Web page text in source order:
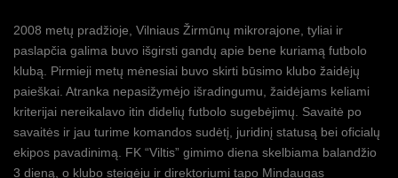
2008 metų pradžioje, Vilniaus Žirmūnų mikrorajone, tyliai ir
paslapčia galima buvo išgirsti gandų apie bene kuriamą futbolo
klubą. Pirmieji metų mėnesiai buvo skirti būsimo klubo žaidėjų
paieškai. Atranka nepasižymėjo išradingumu, žaidėjams keliami
kriterijai nereikalavo itin didelių futbolo sugebėjimų. Savaitė po
savaitės ir jau turime komandos sudėtį, juridinį statusą bei oficialų
ekipos pavadinimą. FK “Viltis” gimimo diena skelbiama balandžio
3 dieną, o klubo steigėju ir direktoriumi tapo Mindaugas